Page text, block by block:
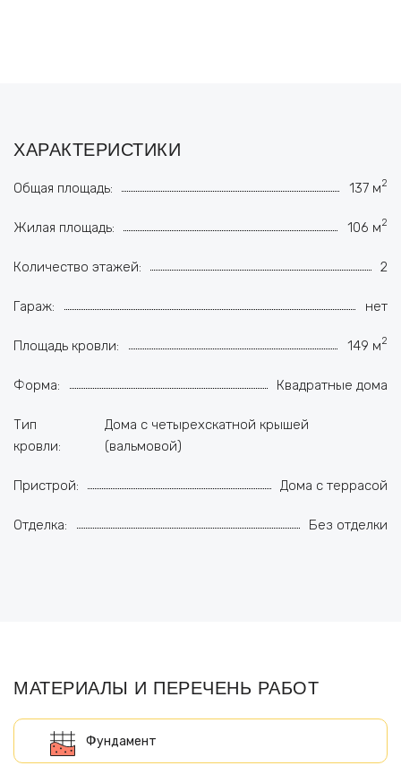
ХАРАКТЕРИСТИКИ
Общая площадь: 137 м2
Жилая площадь: 106 м2
Количество этажей: 2
Гараж: нет
Площадь кровли: 149 м2
Форма: Квадратные дома
Тип
кровли:
Дома с четырехскатной крышей
(вальмовой)
Пристрой: Дома с террасой
Отделка: Без отделки
МАТЕРИАЛЫ И ПЕРЕЧЕНЬ РАБОТ